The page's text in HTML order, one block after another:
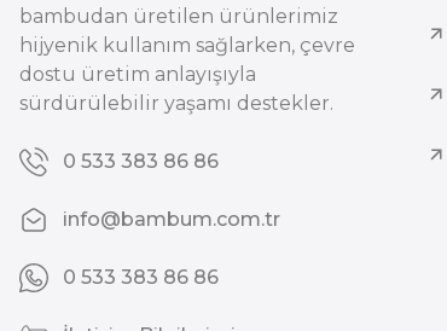
bambudan üretilen ürünlerimiz
hijyenik kullanım sağlarken, çevre
dostu üretim anlayışıyla
sürdürülebilir yaşamı destekler.
0 533 383 86 86
info@bambum.com.tr
0 533 383 86 86